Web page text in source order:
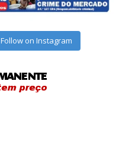
Follow on Instagram